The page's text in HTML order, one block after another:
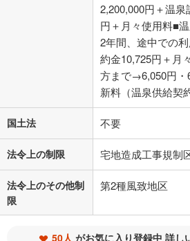
2,200,000円＋温
円＋月々使用料■
2年間、途中での
約金10,725円＋月
方まで→6,050円・
新料（温泉供給契
国土法 不要
法令上の制限 宅地造成工事規制
法令上のその他制
限
第2種風致地区
50人 がお気に入り登録中 詳し